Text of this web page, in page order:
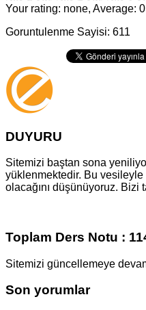
Your rating: none, Average:
Goruntulenme Sayisi: 611
DUYURU
Sitemizi baştan sona
yüklenmektedir. Bu vesileyle
olacağını düşünüyoruz. Bizi
Toplam Ders Notu :
Sitemizi güncellemeye
Son yorumlar